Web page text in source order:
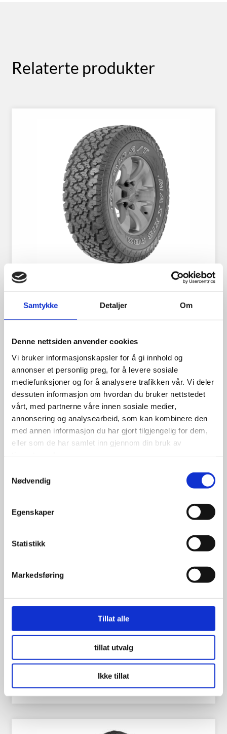
Samtykke Detaljer Om
Denne nettsiden anvender cookies
Vi bruker informasjonskapsler for å gi innhold og
annonser et personlig preg, for å levere sosiale
mediefunksjoner og for å analysere trafikken vår. Vi deler
dessuten informasjon om hvordan du bruker nettstedet
vårt, med partnerne våre innen sosiale medier,
annonsering og analysearbeid, som kan kombinere den
med annen informasjon du har gjort tilgjengelig for dem,
eller som de har samlet inn gjennom din bruk av
Nødvendig
Egenskaper
Statistikk
Markedsføring
Tillat alle
tillat utvalg
Ikke tillat
Relaterte produkter
Bridgestone D693 265/65R17
112S
kr2,300.00
Se flere detaljer
Duro 2.80×4″ 2-lags Trillebår
95.00
Se flere detaljer